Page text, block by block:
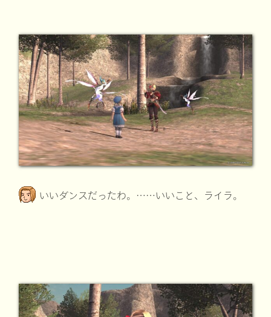
いいダンスだったわ。……いいこと、ライラ。